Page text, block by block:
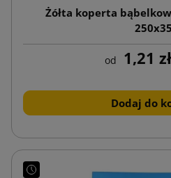
Żółta koperta
od 1,21 zł
Dodaj do